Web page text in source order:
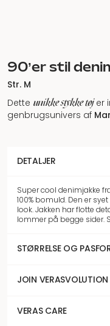
90’er stil
Str. M
Dette unikke stykke tøjer
genbrugsunivers af
DETALJER
Super cool denimjakke
100% bomuld. Den er
look. Jakken har flotte
lommer på begge sider.
STØRRELSE OG
JOIN VERASVOLUTION
VERAS CARE